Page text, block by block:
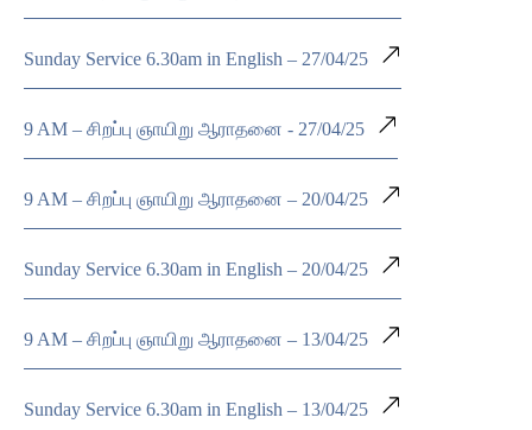
Sunday Service 6.30am in English – 27/04/25
9 AM – சிறப்பு ஞாயிறு ஆராதனை - 27/04/25
9 AM – சிறப்பு ஞாயிறு ஆராதனை – 20/04/25
Sunday Service 6.30am in English – 20/04/25
9 AM – சிறப்பு ஞாயிறு ஆராதனை – 13/04/25
Sunday Service 6.30am in English – 13/04/25